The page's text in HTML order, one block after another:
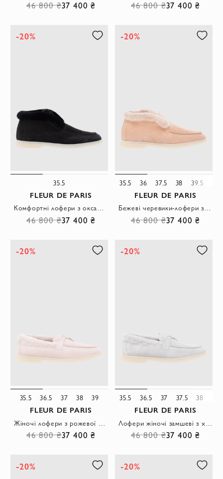
46 800 ₴37 400 ₴ 46 800 ₴37 400 ₴
-20%
35.5
FLEUR DE PARIS
Комфортні лофери з оксамитової чорної замші з внутрішнім хутром
46 800 ₴37 400 ₴
-20%
35.5 36 37.5 38 39.5
FLEUR DE PARIS
Бежеві черевики-лофери з оксамитової замші з пухнастим хутром усередині
46 800 ₴37 400 ₴
-20%
35.5 36.5 37 38 39
FLEUR DE PARIS
46 800 ₴37 400 ₴
-20%
35.5 36.5 37 37.5 38
FLEUR DE PARIS
46 800 ₴37 400 ₴
-20% -20%